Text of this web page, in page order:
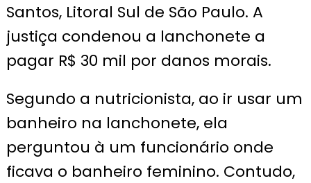
Santos, Litoral Sul de São Paulo. A
justiça condenou a lanchonete a
pagar R$ 30 mil por danos morais.
Segundo a nutricionista, ao ir usar um
banheiro na lanchonete, ela
perguntou à um funcionário onde
ficava o banheiro feminino. Contudo,